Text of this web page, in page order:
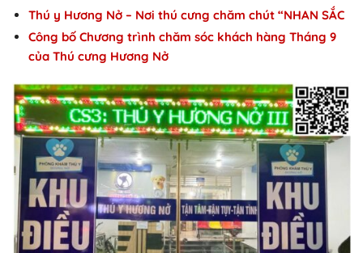
Thú y Hương Nở – Nơi thú cưng chăm chút “NHAN SẮC
Công bố Chương trình chăm sóc khách hàng Tháng 9
của Thú cưng Hương Nở